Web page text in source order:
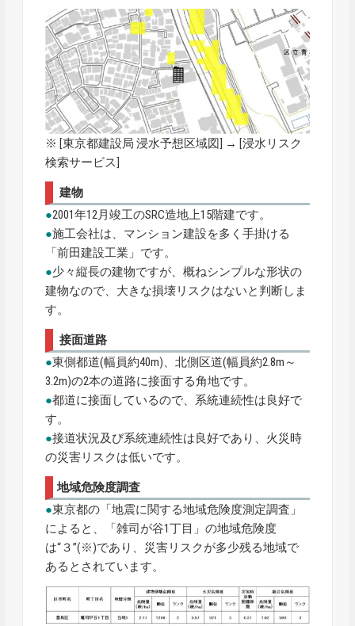
※ [東京都建設局 浸水予想区域図] → [浸水リスク
検索サービス]
建物
●2001年12月竣工のSRC造地上15階建です。
●施工会社は、マンション建設を多く手掛ける
「前田建設工業」です。
●少々縦長の建物ですが、概ねシンプルな形状の
建物なので、大きな損壊リスクはないと判断しま
す。
接面道路
●東側都道(幅員約40m)、北側区道(幅員約2.8m～
3.2m)の2本の道路に接面する角地です。
●都道に接面しているので、系統連続性は良好で
す。
●接道状況及び系統連続性は良好であり、火災時
の災害リスクは低いです。
地域危険度調査
●東京都の「地震に関する地域危険度測定調査」
によると、「雑司が谷1丁目」の地域危険度
は“３”(※)であり、災害リスクが多少残る地域で
あるとされています。